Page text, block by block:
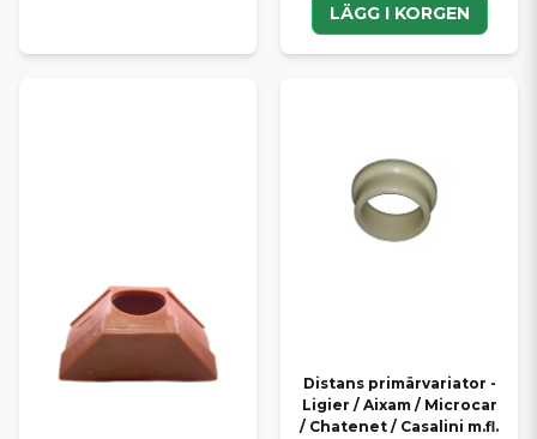
LÄGG I KORGEN
Distans primärvariator -
Ligier / Aixam / Microcar
/ Chatenet / Casalini m.fl.